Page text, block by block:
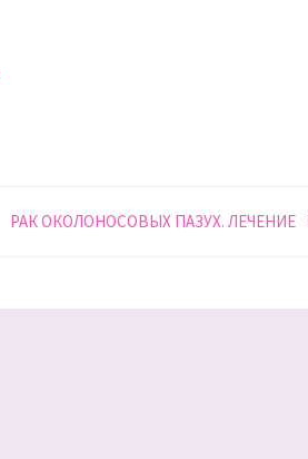
РАК ОКОЛОНОСОВЫХ ПАЗУХ. ЛЕЧЕНИЕ